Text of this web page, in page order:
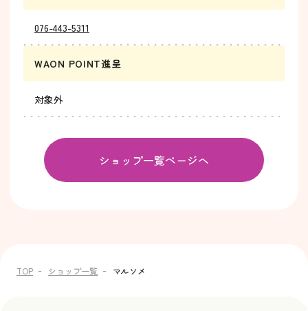
076-443-5311
WAON POINT進呈
対象外
ショップ一覧ページへ
TOP ショップ一覧 マルソメ